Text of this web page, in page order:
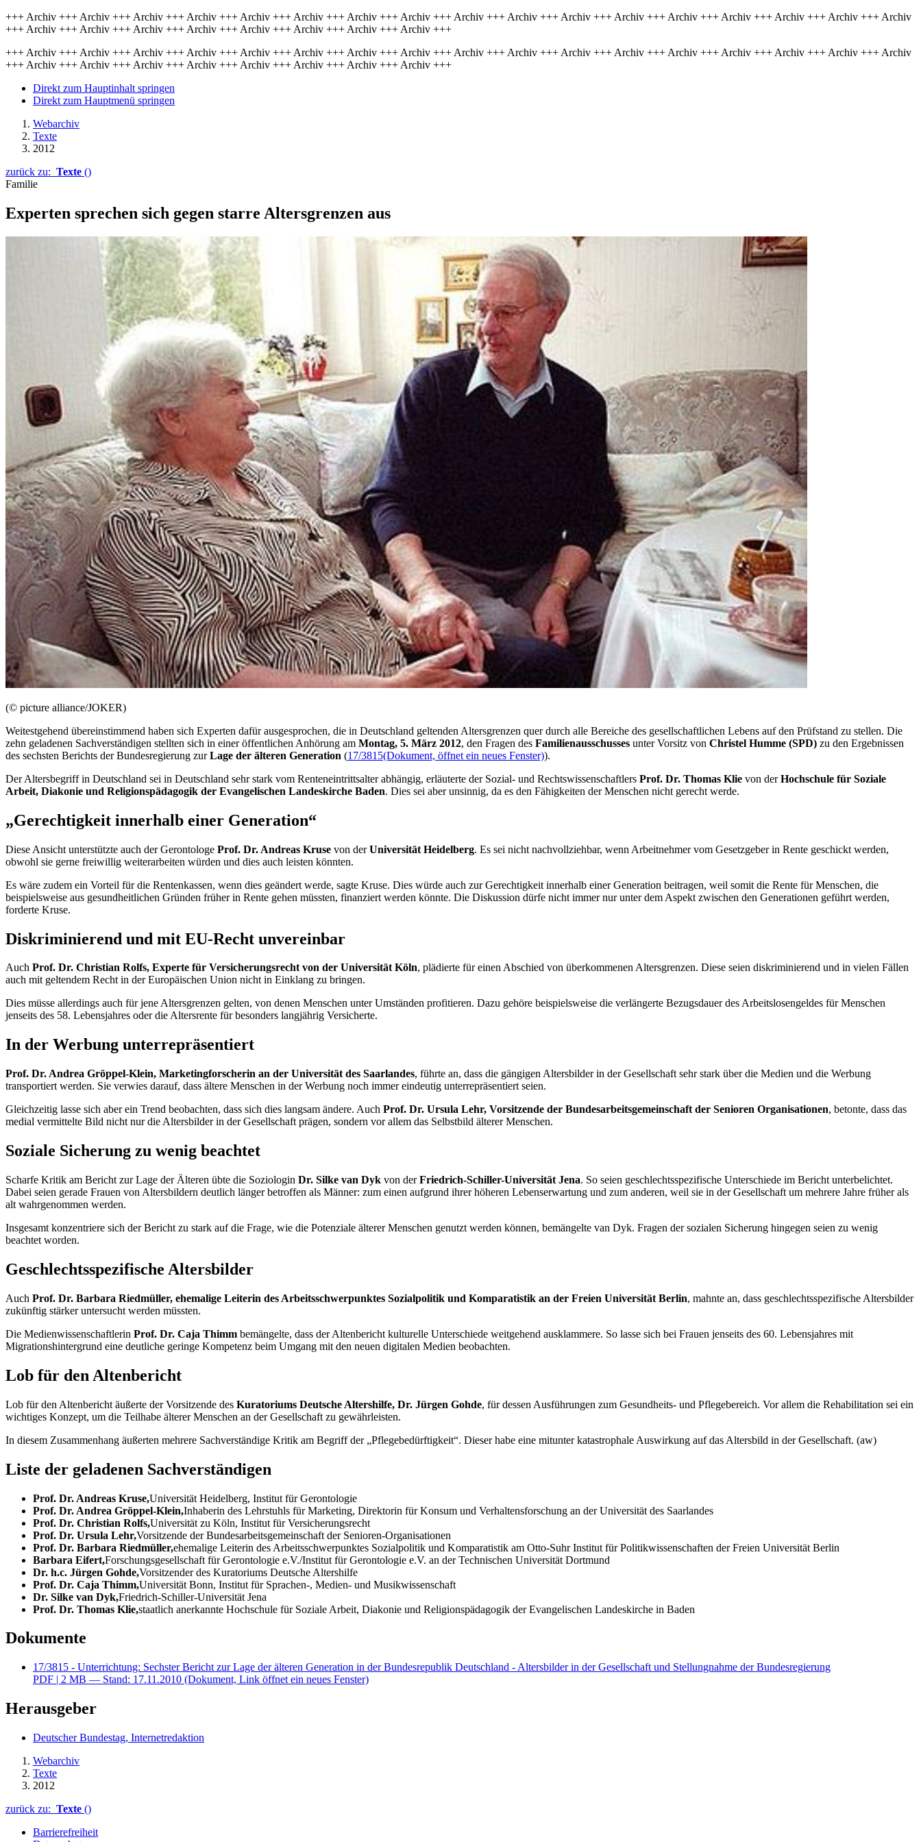
+++ Archiv +++ Archiv +++ Archiv +++ Archiv +++ Archiv +++ Archiv +++ Archiv +++ Archiv +++ Archiv +++ Archiv +++ Archiv +++ Archiv +++ Archiv +++ Archiv +++ Archiv +++ Archiv +++ Archiv
+++ Archiv +++ Archiv +++ Archiv +++ Archiv +++ Archiv +++ Archiv +++ Archiv +++ Archiv +++
+++ Archiv +++ Archiv +++ Archiv +++ Archiv +++ Archiv +++ Archiv +++ Archiv +++ Archiv +++ Archiv +++ Archiv +++ Archiv +++ Archiv +++ Archiv +++ Archiv +++ Archiv +++ Archiv +++ Archiv
+++ Archiv +++ Archiv +++ Archiv +++ Archiv +++ Archiv +++ Archiv +++ Archiv +++ Archiv +++
Direkt zum Hauptinhalt springen
Direkt zum Hauptmenü springen
Webarchiv
Texte
2012
zurück zu: Texte ()
Familie
Experten sprechen sich gegen starre Altersgrenzen aus
(© picture alliance/JOKER)
Weitestgehend übereinstimmend haben sich Experten dafür ausgesprochen, die in Deutschland geltenden Altersgrenzen quer durch alle Bereiche des gesellschaftlichen Lebens auf den Prüfstand zu stellen. Die
zehn geladenen Sachverständigen stellten sich in einer öffentlichen Anhörung am Montag, 5. März 2012, den Fragen des Familienausschusses unter Vorsitz von Christel Humme (SPD) zu den Ergebnissen
des sechsten Berichts der Bundesregierung zurLage der älteren Generation (17/3815(Dokument, öffnet ein neues Fenster)).
Der Altersbegriff in Deutschland sei in Deutschland sehr stark vom Renteneintrittsalter abhängig, erläuterte der Sozial- und Rechtswissenschaftlers Prof. Dr. Thomas Klie von derHochschule für Soziale
Arbeit, Diakonie und Religionspädagogik der Evangelischen Landeskirche Baden. Dies sei aber unsinnig, da es den Fähigkeiten der Menschen nicht gerecht werde.
„Gerechtigkeit innerhalb einer Generation“
Diese Ansicht unterstützte auch der Gerontologe Prof. Dr. Andreas Kruse von derUniversität Heidelberg. Es sei nicht nachvollziehbar, wenn Arbeitnehmer vom Gesetzgeber in Rente geschickt werden,
obwohl sie gerne freiwillig weiterarbeiten würden und dies auch leisten könnten.
Es wäre zudem ein Vorteil für die Rentenkassen, wenn dies geändert werde, sagte Kruse. Dies würde auch zur Gerechtigkeit innerhalb einer Generation beitragen, weil somit die Rente für Menschen, die
beispielsweise aus gesundheitlichen Gründen früher in Rente gehen müssten, finanziert werden könnte. Die Diskussion dürfe nicht immer nur unter dem Aspekt zwischen den Generationen geführt werden,
forderte Kruse.
Diskriminierend und mit EU-Recht unvereinbar
Auch Prof. Dr. Christian Rolfs, Experte für Versicherungsrecht von der Universität Köln, plädierte für einen Abschied von überkommenen Altersgrenzen. Diese seien diskriminierend und in vielen Fällen
auch mit geltendem Recht in der Europäischen Union nicht in Einklang zu bringen.
Dies müsse allerdings auch für jene Altersgrenzen gelten, von denen Menschen unter Umständen profitieren. Dazu gehöre beispielsweise die verlängerte Bezugsdauer des Arbeitslosengeldes für Menschen
jenseits des 58. Lebensjahres oder die Altersrente für besonders langjährig Versicherte.
In der Werbung unterrepräsentiert
Prof. Dr. Andrea Gröppel-Klein, Marketingforscherin an der Universität des Saarlandes, führte an, dass die gängigen Altersbilder in der Gesellschaft sehr stark über die Medien und die Werbung
transportiert werden. Sie verwies darauf, dass ältere Menschen in der Werbung noch immer eindeutig unterrepräsentiert seien.
Gleichzeitig lasse sich aber ein Trend beobachten, dass sich dies langsam ändere. Auch Prof. Dr. Ursula Lehr, Vorsitzende der Bundesarbeitsgemeinschaft der Senioren Organisationen, betonte, dass das
medial vermittelte Bild nicht nur die Altersbilder in der Gesellschaft prägen, sondern vor allem das Selbstbild älterer Menschen.
Soziale Sicherung zu wenig beachtet
Scharfe Kritik am Bericht zur Lage der Älteren übte die Soziologin Dr. Silke van Dyk von derFriedrich-Schiller-Universität Jena. So seien geschlechtsspezifische Unterschiede im Bericht unterbelichtet.
Dabei seien gerade Frauen von Altersbildern deutlich länger betroffen als Männer: zum einen aufgrund ihrer höheren Lebenserwartung und zum anderen, weil sie in der Gesellschaft um mehrere Jahre früher als
alt wahrgenommen werden.
Insgesamt konzentriere sich der Bericht zu stark auf die Frage, wie die Potenziale älterer Menschen genutzt werden können, bemängelte van Dyk. Fragen der sozialen Sicherung hingegen seien zu wenig
beachtet worden.
Geschlechtsspezifische Altersbilder
Auch Prof. Dr. Barbara Riedmüller, ehemalige Leiterin des Arbeitsschwerpunktes Sozialpolitik und Komparatistik an der Freien Universität Berlin, mahnte an, dass geschlechtsspezifische Altersbilder
zukünftig stärker untersucht werden müssten.
Die Medienwissenschaftlerin Prof. Dr. Caja Thimm bemängelte, dass der Altenbericht kulturelle Unterschiede weitgehend ausklammere. So lasse sich bei Frauen jenseits des 60. Lebensjahres mit
Migrationshintergrund eine deutliche geringe Kompetenz beim Umgang mit den neuen digitalen Medien beobachten.
Lob für den Altenbericht
Lob für den Altenbericht äußerte der Vorsitzende des Kuratoriums Deutsche Altershilfe, Dr. Jürgen Gohde, für dessen Ausführungen zum Gesundheits- und Pflegebereich. Vor allem die Rehabilitation sei ein
wichtiges Konzept, um die Teilhabe älterer Menschen an der Gesellschaft zu gewährleisten.
In diesem Zusammenhang äußerten mehrere Sachverständige Kritik am Begriff der „Pflegebedürftigkeit“. Dieser habe eine mitunter katastrophale Auswirkung auf das Altersbild in der Gesellschaft. (aw)
Liste der geladenen Sachverständigen
Prof. Dr. Andreas Kruse,Universität Heidelberg, Institut für Gerontologie
Prof. Dr. Andrea Gröppel-Klein,Inhaberin des Lehrstuhls für Marketing, Direktorin für Konsum und Verhaltensforschung an der Universität des Saarlandes
Prof. Dr. Christian Rolfs,Universität zu Köln, Institut für Versicherungsrecht
Prof. Dr. Ursula Lehr,Vorsitzende der Bundesarbeitsgemeinschaft der Senioren-Organisationen
Prof. Dr. Barbara Riedmüller,ehemalige Leiterin des Arbeitsschwerpunktes Sozialpolitik und Komparatistik am Otto-Suhr Institut für Politikwissenschaften der Freien Universität Berlin
Barbara Eifert,Forschungsgesellschaft für Gerontologie e.V./Institut für Gerontologie e.V. an der Technischen Universität Dortmund
Dr. h.c. Jürgen Gohde,Vorsitzender des Kuratoriums Deutsche Altershilfe
Prof. Dr. Caja Thimm,Universität Bonn, Institut für Sprachen-, Medien- und Musikwissenschaft
Dr. Silke van Dyk,Friedrich-Schiller-Universität Jena
Prof. Dr. Thomas Klie,staatlich anerkannte Hochschule für Soziale Arbeit, Diakonie und Religionspädagogik der Evangelischen Landeskirche in Baden
Dokumente
17/3815 - Unterrichtung: Sechster Bericht zur Lage der älteren Generation in der Bundesrepublik Deutschland - Altersbilder in der Gesellschaft und Stellungnahme der Bundesregierung
PDF | 2 MB — Stand: 17.11.2010 (Dokument, Link öffnet ein neues Fenster)
Herausgeber
Deutscher Bundestag, Internetredaktion
Webarchiv
Texte
2012
zurück zu: Texte ()
Barrierefreiheit